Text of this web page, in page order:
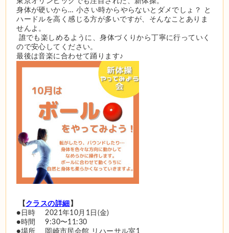
身体が硬いから… 小さい時からやらないとダメでしょ？ と
ハードルを高く感じる方が多いですが、そんなことありま
せんよ。
ので安心してください。
最後は音楽に合わせて踊ります♪
【 クラスの詳細 】
●日時 　2021年10月1日(金)
●時間 　9:30〜11:30
●場所 　岡崎市民会館 リハーサル室1